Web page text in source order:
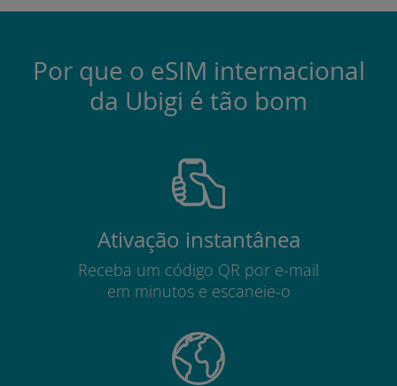
Por que o eSIM internacional
da Ubigi é tão bom
Ativação instantânea
Receba um código QR por e-mail
em minutos e escaneie-o